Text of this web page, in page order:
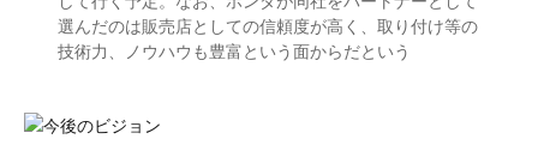
選んだのは販売店としての信頼度が高く、取り付け等の
技術力、ノウハウも豊富という面からだという